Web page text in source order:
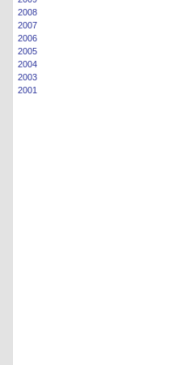
2008
2007
2006
2005
2004
2003
2001